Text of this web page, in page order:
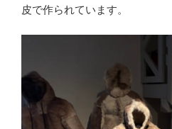
皮で作られています。